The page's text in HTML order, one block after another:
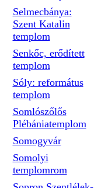
Selmecbánya:
Szent Katalin
templom
Senkőc, erődített
templom
Sóly: református
templom
Somlószőlős
Plébániatemplom
Somogyvár
Somolyi
templomrom